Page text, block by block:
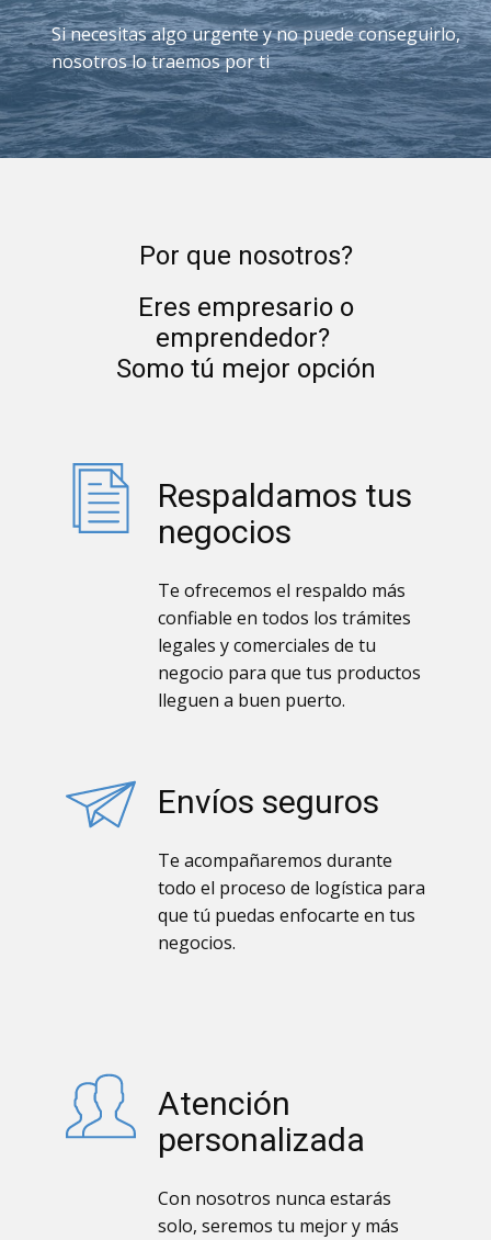
Si necesitas algo urgente y no puede conseguirlo,
nosotros lo traemos por ti
Por que nosotros?
Eres empresario o
emprendedor?
Somo tú mejor opción
Respaldamos tus
negocios
Te ofrecemos el respaldo más
confiable en todos los trámites
legales y comerciales de tu
negocio para que tus productos
lleguen a buen puerto.
Envíos seguros
Te acompañaremos durante
todo el proceso de logística para
que tú puedas enfocarte en tus
negocios.
Atención
personalizada
Con nosotros nunca estarás
solo, seremos tu mejor y más